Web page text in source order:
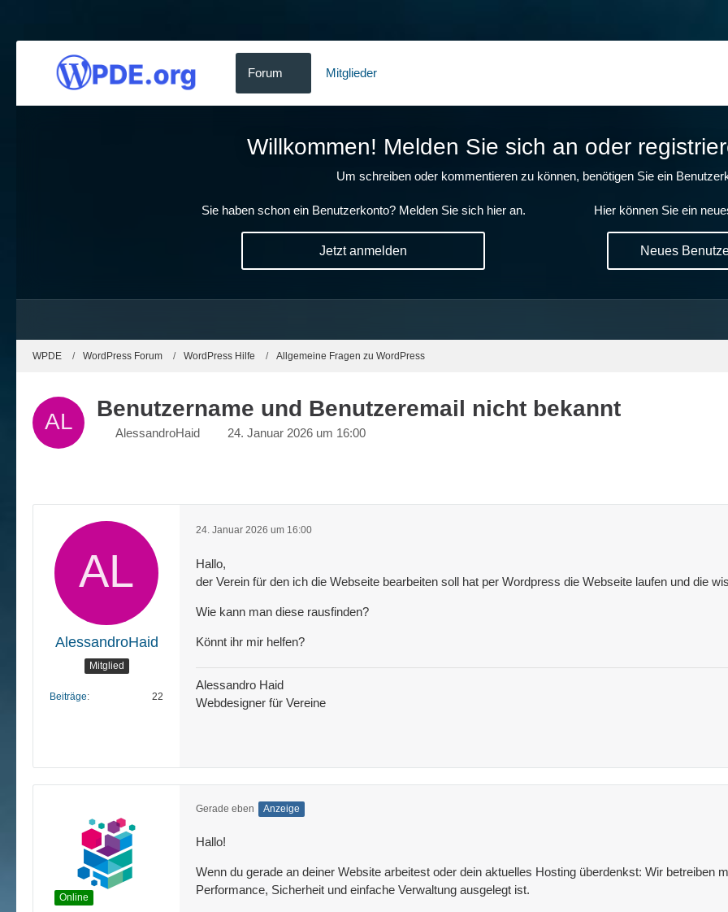
Forum Mitglieder
Willkommen! Melden Sie sich an oder
Um schreiben oder kommentieren zu können, benötigen Sie ein
Sie haben schon ein Benutzerkonto? Melden Sie sich hier an.
Jetzt anmelden
Hier können Sie ein
Neues
WPDE WordPress Forum WordPress Hilfe Allgemeine Fragen zu WordPress
Benutzername und Benutzeremail nicht bekannt
AlessandroHaid 24. Januar 2026 um 16:00
AlessandroHaid
Mitglied
Beiträge 22
24. Januar 2026 um 16:00
Hallo,
der Verein für den ich die Webseite bearbeiten soll hat per Wordpress die Webseite laufen und die
Wie kann man diese rausfinden?
Könnt ihr mir helfen?
Alessandro Haid
Webdesigner für Vereine
Online
Gerade eben Anzeige
Hallo!
Wenn du gerade an deiner Website arbeitest oder dein aktuelles Hosting überdenkst: Wir betreiben
Performance, Sicherheit und einfache Verwaltung ausgelegt ist.